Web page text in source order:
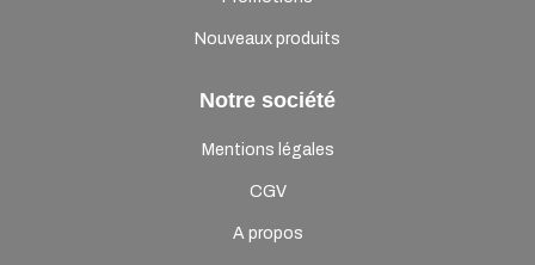
Nouveaux produits
Notre société
Mentions légales
CGV
A propos